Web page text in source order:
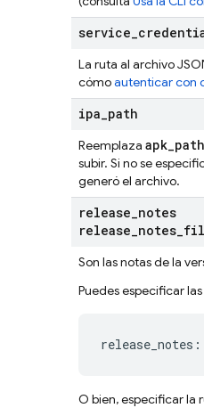
service_
La ruta al archivo
cómoautenticar con
ipa_path
Reemplaza apk_path
subir. Si no se
generó el archivo.
release_notes
release_notes_
Son las notas de la
Puedes especificar
O bien, especificar la